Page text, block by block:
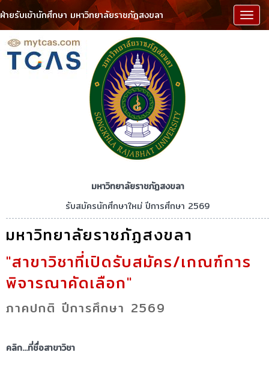
ฝ่ายรับเข้านักศึกษา มหาวิทยาลัยราชภัฏสงขลา เมนู
มหาวิทยาลัยราชภัฏสงขลา
รับสมัครนักศึกษาใหม่ ปีการศึกษา 2569
มหาวิทยาลัยราชภัฏสงขลา
"สาขาวิชาที่เปิดรับสมัคร/เกณฑ์การ
พิจารณาคัดเลือก"
ภาคปกติ ปีการศึกษา 2569
คลิก...ที่ชื่อสาขาวิชา